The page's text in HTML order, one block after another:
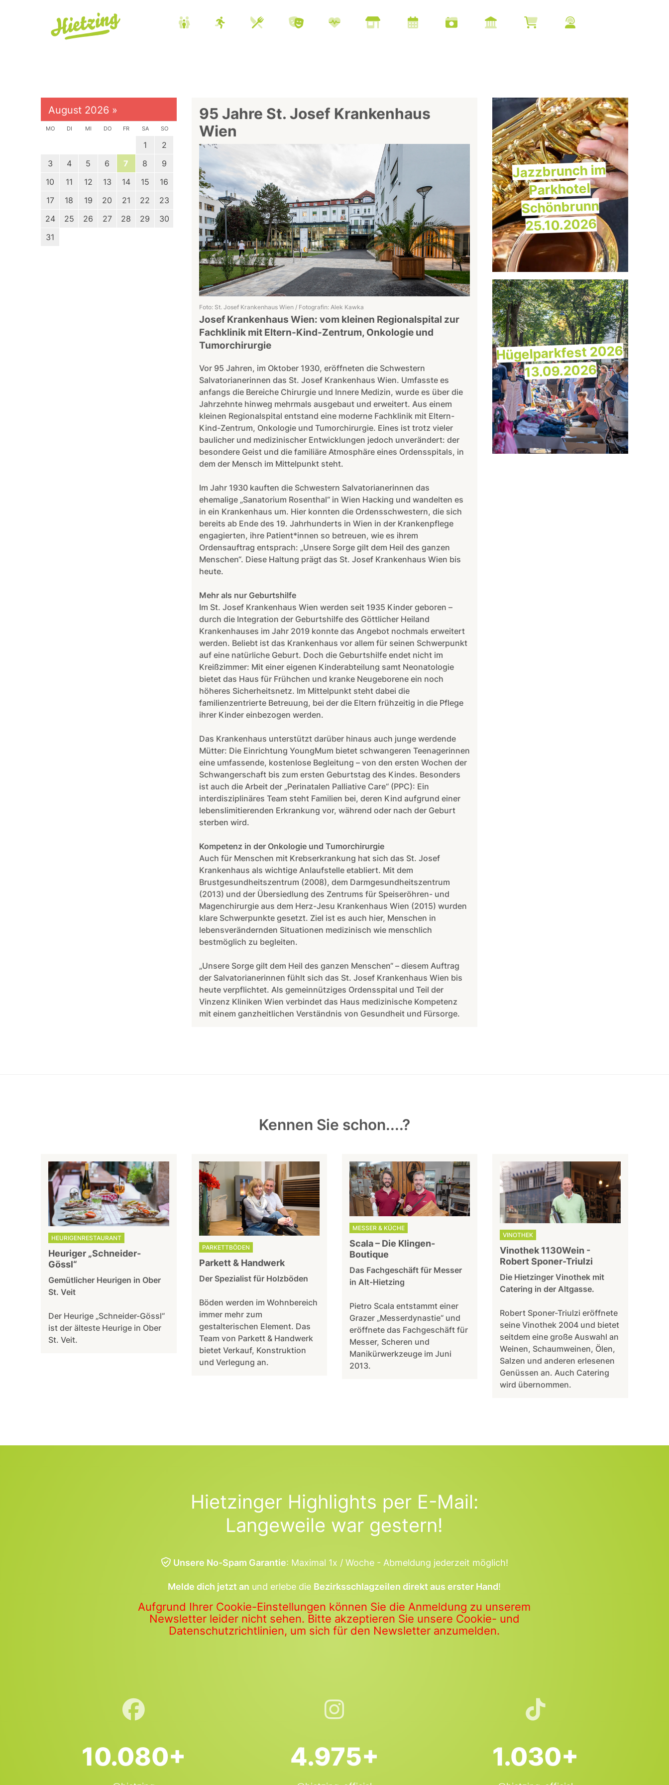
August 2026 »
MO DI MI DO FR SA SO
1
2
3
4 5 6 7 8
9
10
11 12 13 14 15
16
17
18 19 20 21 22
23
24
25 26 27 28 29
30
31
95 Jahre St. Josef Krankenhaus
Wien
Foto: St. Josef Krankenhaus Wien / Fotografin: Alek Kawka
Josef Krankenhaus Wien: vom kleinen Regionalspital zur
Fachklinik mit Eltern-Kind-Zentrum, Onkologie und
Tumorchirurgie
Vor 95 Jahren, im Oktober 1930, eröffneten die Schwestern
Salvatorianerinnen das St. Josef Krankenhaus Wien. Umfasste es
anfangs die Bereiche Chirurgie und Innere Medizin, wurde es über die
Jahrzehnte hinweg mehrmals ausgebaut und erweitert. Aus einem
kleinen Regionalspital entstand eine moderne Fachklinik mit Eltern-
Kind-Zentrum, Onkologie und Tumorchirurgie. Eines ist trotz vieler
baulicher und medizinischer Entwicklungen jedoch unverändert: der
besondere Geist und die familiäre Atmosphäre eines Ordensspitals, in
dem der Mensch im Mittelpunkt steht.
Im Jahr 1930 kauften die Schwestern Salvatorianerinnen das
ehemalige „Sanatorium Rosenthal“ in Wien Hacking und wandelten es
in ein Krankenhaus um. Hier konnten die Ordensschwestern, die sich
bereits ab Ende des 19. Jahrhunderts in Wien in der Krankenpflege
engagierten, ihre Patient*innen so betreuen, wie es ihrem
Ordensauftrag entsprach: „Unsere Sorge gilt dem Heil des ganzen
Menschen“. Diese Haltung prägt das St. Josef Krankenhaus Wien bis
heute.
Mehr als nur Geburtshilfe
Im St. Josef Krankenhaus Wien werden seit 1935 Kinder geboren –
durch die Integration der Geburtshilfe des Göttlicher Heiland
Krankenhauses im Jahr 2019 konnte das Angebot nochmals erweitert
werden. Beliebt ist das Krankenhaus vor allem für seinen Schwerpunkt
auf eine natürliche Geburt. Doch die Geburtshilfe endet nicht im
Kreißzimmer: Mit einer eigenen Kinderabteilung samt Neonatologie
bietet das Haus für Frühchen und kranke Neugeborene ein noch
höheres Sicherheitsnetz. Im Mittelpunkt steht dabei die
familienzentrierte Betreuung, bei der die Eltern frühzeitig in die Pflege
ihrer Kinder einbezogen werden.
Das Krankenhaus unterstützt darüber hinaus auch junge werdende
Mütter: Die Einrichtung YoungMum bietet schwangeren Teenagerinnen
eine umfassende, kostenlose Begleitung – von den ersten Wochen der
Schwangerschaft bis zum ersten Geburtstag des Kindes. Besonders
ist auch die Arbeit der „Perinatalen Palliative Care“ (PPC): Ein
interdisziplinäres Team steht Familien bei, deren Kind aufgrund einer
lebenslimitierenden Erkrankung vor, während oder nach der Geburt
sterben wird.
Kompetenz in der Onkologie und Tumorchirurgie
Auch für Menschen mit Krebserkrankung hat sich das St. Josef
Krankenhaus als wichtige Anlaufstelle etabliert. Mit dem
Brustgesundheitszentrum (2008), dem Darmgesundheitszentrum
(2013) und der Übersiedlung des Zentrums für Speiseröhren- und
Magenchirurgie aus dem Herz-Jesu Krankenhaus Wien (2015) wurden
klare Schwerpunkte gesetzt. Ziel ist es auch hier, Menschen in
lebensverändernden Situationen medizinisch wie menschlich
bestmöglich zu begleiten.
„Unsere Sorge gilt dem Heil des ganzen Menschen“ – diesem Auftrag
der Salvatorianerinnen fühlt sich das St. Josef Krankenhaus Wien bis
heute verpflichtet. Als gemeinnütziges Ordensspital und Teil der
Vinzenz Kliniken Wien verbindet das Haus medizinische Kompetenz
mit einem ganzheitlichen Verständnis von Gesundheit und Fürsorge.
Jazzbrunch im
Parkhotel
Schönbrunn
25.10.2026
Hügelparkfest 2026
13.09.2026
Kennen Sie schon....?
HEURIGENRESTAURANT
Heuriger „Schneider-
Gössl“
Gemütlicher Heurigen in Ober
St. Veit
Der Heurige „Schneider-Gössl“
ist der älteste Heurige in Ober
St. Veit.
PARKETTBÖDEN
Parkett & Handwerk
Der Spezialist für Holzböden
Böden werden im Wohnbereich
immer mehr zum
gestalterischen Element. Das
Team von Parkett & Handwerk
bietet Verkauf, Konstruktion
und Verlegung an.
MESSER & KÜCHE
Scala – Die Klingen-
Boutique
Das Fachgeschäft für Messer
in Alt-Hietzing
Pietro Scala entstammt einer
Grazer „Messerdynastie“ und
eröffnete das Fachgeschäft für
Messer, Scheren und
Manikürwerkzeuge im Juni
2013.
VINOTHEK
Vinothek 1130Wein -
Robert Sponer-Triulzi
Die Hietzinger Vinothek mit
Catering in der Altgasse.
Robert Sponer-Triulzi eröffnete
seine Vinothek 2004 und bietet
seitdem eine große Auswahl an
Weinen, Schaumweinen, Ölen,
Salzen und anderen erlesenen
Genüssen an. Auch Catering
wird übernommen.
Hietzinger Highlights per E-Mail:
Langeweile war gestern!
Unsere No-Spam Garantie: Maximal 1x / Woche - Abmeldung jederzeit möglich!
Melde dich jetzt an und erlebe die Bezirksschlagzeilen direkt aus erster Hand!
Aufgrund Ihrer Cookie-Einstellungen können Sie die Anmeldung zu unserem
Newsletter leider nicht sehen. Bitte akzeptieren Sie unsere Cookie- und
Datenschutzrichtlinien, um sich für den Newsletter anzumelden.
10.080+ 4.975+ 1.030+